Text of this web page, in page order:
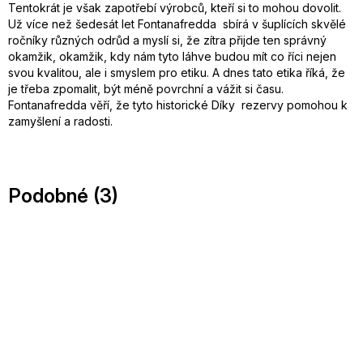
Tentokrát je však zapotřebí výrobců, kteří si to mohou dovolit.
Už více než šedesát let Fontanafredda sbírá v šuplících skvělé
ročníky různých odrůd a myslí si, že zítra přijde ten správný
okamžik, okamžik, kdy nám tyto láhve budou mít co říci nejen
svou kvalitou, ale i smyslem pro etiku. A dnes tato etika říká, že
je třeba zpomalit, být méně povrchní a vážit si času.
Fontanafredda věří, že tyto historické Díky rezervy pomohou k
zamyšlení a radosti.
Podobné (3)